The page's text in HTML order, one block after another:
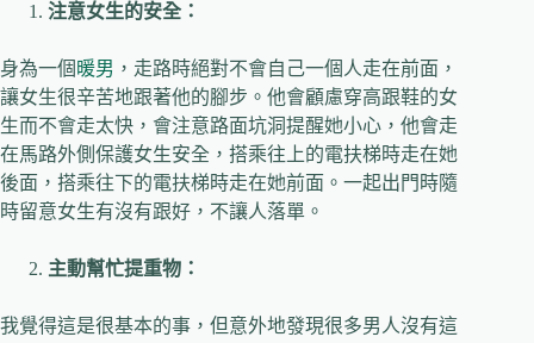
注意女生的安全：
身為一個 暖男 ，走路時絕對不會自己一個人走在前面，
讓女生很辛苦地跟著他的腳步。他會顧慮穿高跟鞋的女
生而不會走太快，會注意路面坑洞提醒她小心，他會走
在馬路外側保護女生安全，搭乘往上的電扶梯時走在她
後面，搭乘往下的電扶梯時走在她前面。一起出門時隨
時留意女生有沒有跟好，不讓人落單。
主動幫忙提重物：
我覺得這是很基本的事，但意外地發現很多男人沒有這